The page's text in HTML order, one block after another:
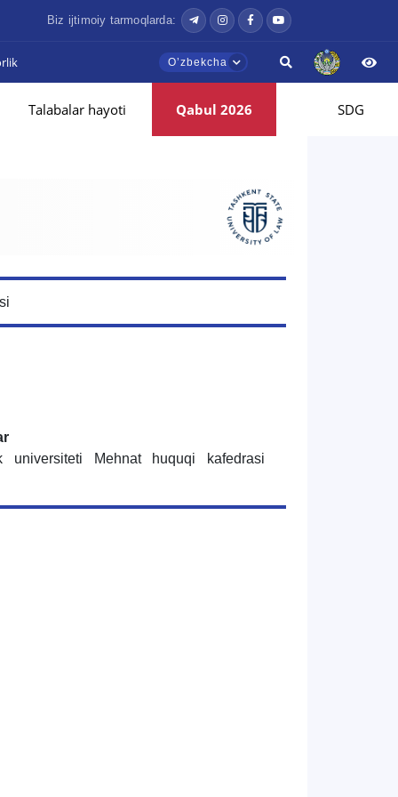
Biz ijtimoiy tarmoqlarda:
Oʼzbekcha
Talabalar hayoti Qabul 2026 SDG
universiteti Mehnat huquqi kafedrasi